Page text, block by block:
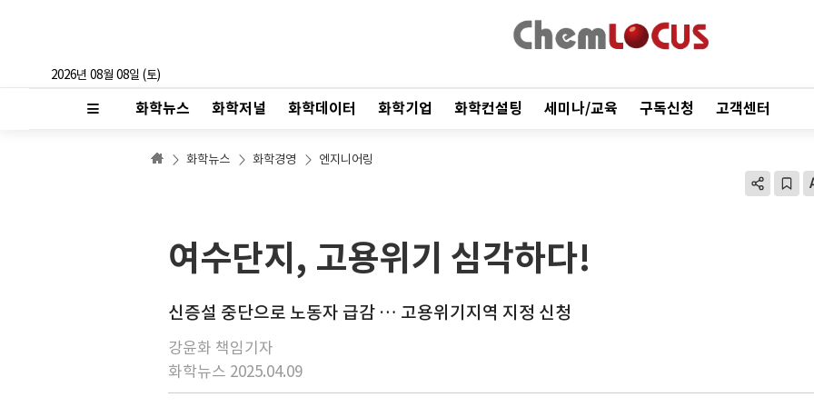
2026년 08월 08일 (토)
화학뉴스 화학저널 화학데이터 화학기업 화학컨설팅 세미나/교육 구독신청 고객센터
화학뉴스 화학경영 엔지니어링
여수단지, 고용위기 심각하다!
신증설 중단으로 노동자 급감 … 고용위기지역 지정 신청
강윤화 책임기자
화학뉴스 2025.04.09